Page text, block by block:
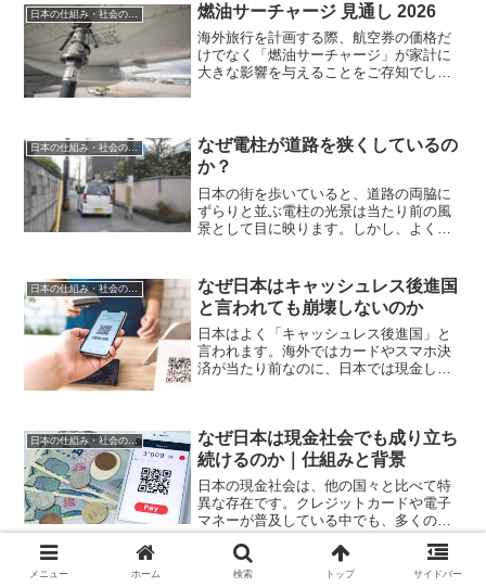
燃油サーチャージ 見通し 2026
海外旅行を計画する際、航空券の価格だ
けでなく「燃油サーチャージ」が家計に
大きな影響を与えることをご存知でしょ
てる上で重要...
日本の仕組み・社会の疑問
なぜ電柱が道路を狭くしているの
か？
日本の街を歩いていると、道路の両脇に
ずらりと並ぶ電柱の光景は当たり前の風
景として目に映ります。しかし、よく観
う。特に歩道を歩いている時、電柱を避
けて歩いたり、対向者とすれ...
なぜ日本はキャッシュレス後進国
と言われても崩壊しないのか
日本はよく「キャッシュレス後進国」と
言われます。海外ではカードやスマホ決
済が当たり前なのに、日本では現金しか
ャッシュレス比率は欧米やア...
日本の仕組み・社会の疑問
なぜ日本は現金社会でも成り立ち
続けるのか｜仕組みと背景
日本の現金社会は、他の国々と比べて特
異な存在です。クレジットカードや電子
マネーが普及している中でも、多くの
人々が現金を使い続けています。では、
なぜ日本は未だに現金社会で成り立ち続
けているのでしょうか。ここでは、その
日本の仕組み・社会の疑問 なぜ日本のインフラ設計は壊れな
メニュー ホーム 検索 トップ サイドバー